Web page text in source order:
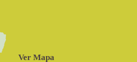
Ver Mapa